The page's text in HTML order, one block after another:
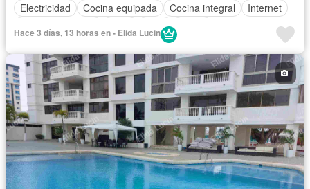
Electricidad
Cocina equipada Cocina integral
Internet
Patio
Ascensor
Completamente amoblado
Hace 3 días, 13 horas en - Elida Lucin